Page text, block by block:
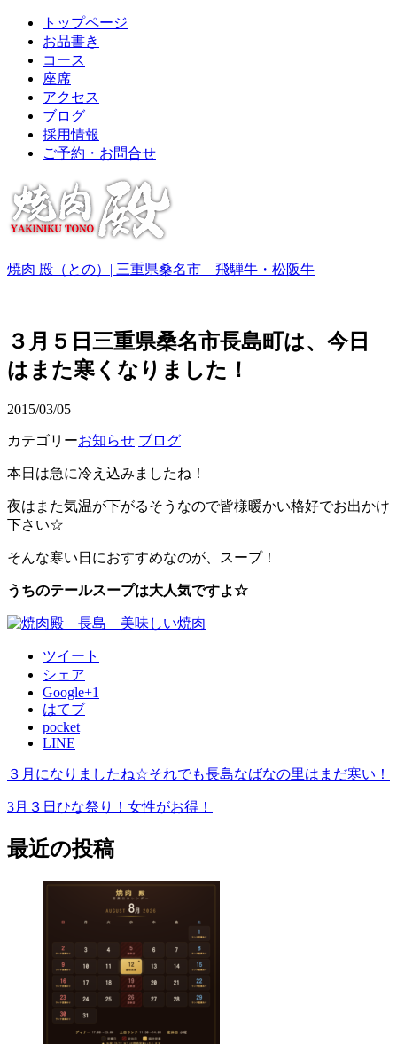
トップページ
お品書き
コース
座席
アクセス
ブログ
採用情報
ご予約・お問合せ
焼肉 殿（との）| 三重県桑名市 飛騨牛・松阪牛
３月５日三重県桑名市長島町は、今日
はまた寒くなりました！
2015/03/05
カテゴリーお知らせ ブログ
本日は急に冷え込みましたね！
夜はまた気温が下がるそうなので皆様暖かい格好でお出かけ
下さい☆
そんな寒い日におすすめなのが、スープ！
うちのテールスープは大人気ですよ☆
ツイート
シェア
Google+1
はてブ
pocket
LINE
３月になりましたね☆それでも長島なばなの里はまだ寒い！
3月３日ひな祭り！女性がお得！
最近の投稿